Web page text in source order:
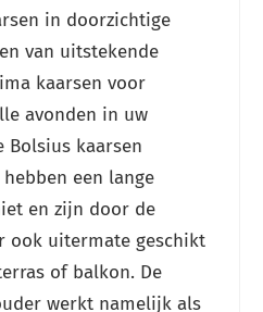
in doorzichtige
van uitstekende
kaarsen voor
avonden in uw
Bolsius kaarsen
een lange
en zijn door de
ook uitermate geschikt
of balkon. De
werkt namelijk als